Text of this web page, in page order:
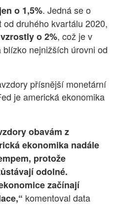
o 1,5%. Jedná se o
druhého kvartálu 2020,
o 2%, což je v
nejnižších úrovni od
přísnější monetární
je americká ekonomika
obavám z
ekonomika nadále
protože
odolné.
začínají
komentoval data